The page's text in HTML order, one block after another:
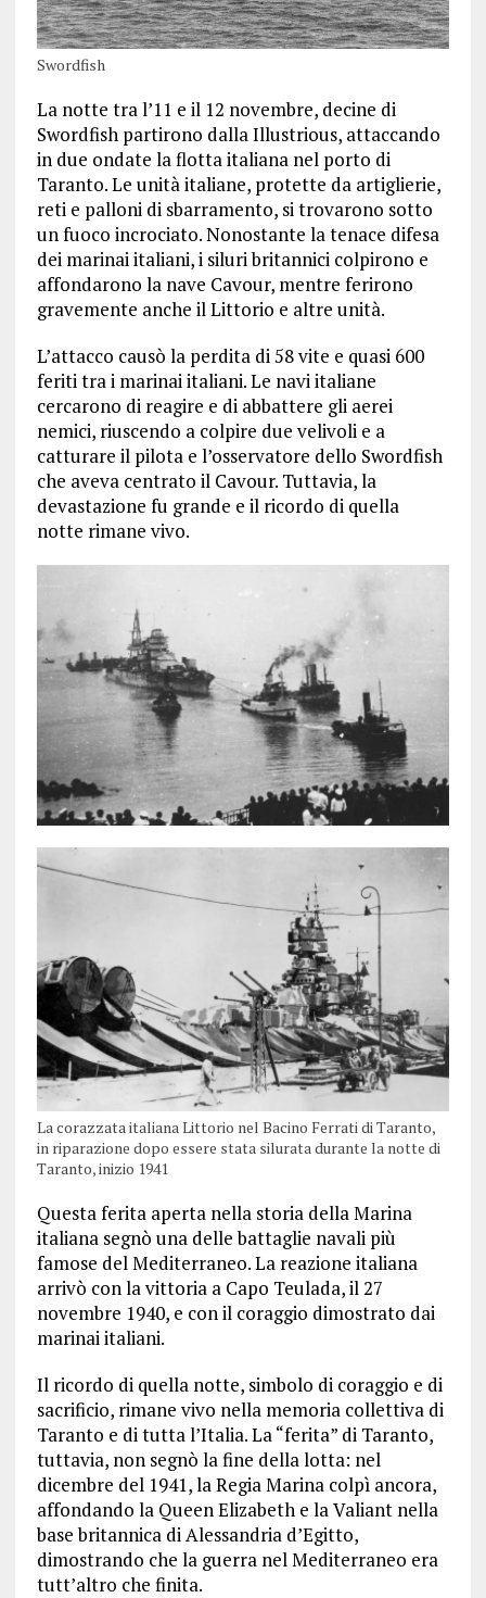
Swordfish
La notte tra l’11 e il 12 novembre, decine di
Swordfish partirono dalla Illustrious, attaccando
in due ondate la flotta italiana nel porto di
Taranto. Le unità italiane, protette da artiglierie,
reti e palloni di sbarramento, si trovarono sotto
un fuoco incrociato. Nonostante la tenace difesa
dei marinai italiani, i siluri britannici colpirono e
affondarono la nave Cavour, mentre ferirono
gravemente anche il Littorio e altre unità.
L’attacco causò la perdita di 58 vite e quasi 600
feriti tra i marinai italiani. Le navi italiane
cercarono di reagire e di abbattere gli aerei
nemici, riuscendo a colpire due velivoli e a
catturare il pilota e l’osservatore dello Swordfish
che aveva centrato il Cavour. Tuttavia, la
devastazione fu grande e il ricordo di quella
notte rimane vivo.
La corazzata italiana Littorio nel Bacino Ferrati di Taranto,
in riparazione dopo essere stata silurata durante la notte di
Taranto, inizio 1941
Questa ferita aperta nella storia della Marina
italiana segnò una delle battaglie navali più
famose del Mediterraneo. La reazione italiana
arrivò con la vittoria a Capo Teulada, il 27
novembre 1940, e con il coraggio dimostrato dai
marinai italiani.
Il ricordo di quella notte, simbolo di coraggio e di
sacrificio, rimane vivo nella memoria collettiva di
Taranto e di tutta l’Italia. La “ferita” di Taranto,
tuttavia, non segnò la fine della lotta: nel
dicembre del 1941, la Regia Marina colpì ancora,
affondando la Queen Elizabeth e la Valiant nella
base britannica di Alessandria d’Egitto,
dimostrando che la guerra nel Mediterraneo era
tutt’altro che finita.